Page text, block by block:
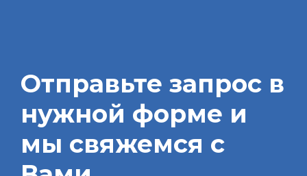
Отправьте запрос в
нужной форме и
мы свяжемся с